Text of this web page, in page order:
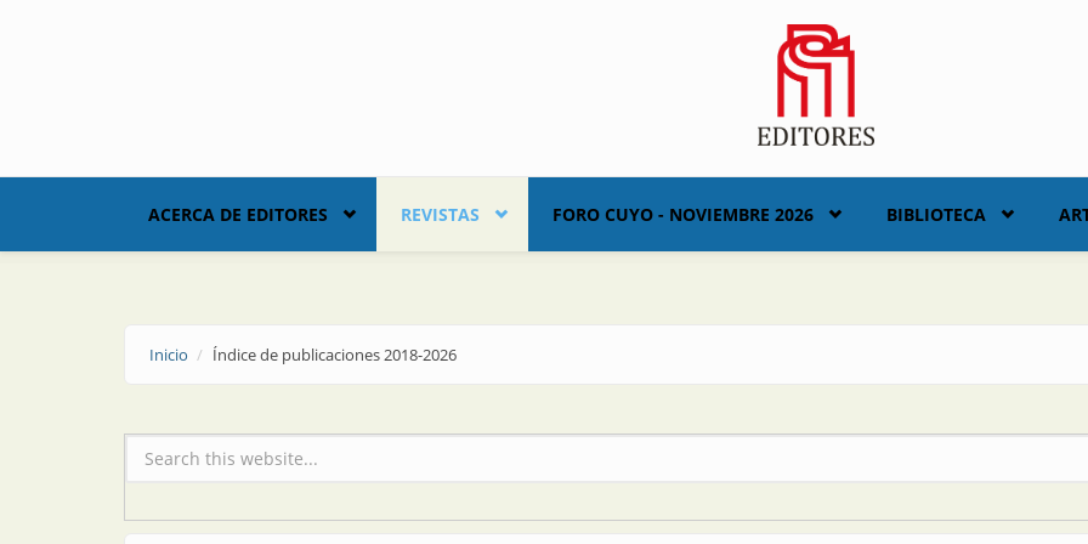
ACERCA DE EDITORES REVISTAS FORO CUYO - NOVIEMBRE 2026 BIBLIOTECA
Inicio Índice de publicaciones 2018-2026
Formulario de búsqueda